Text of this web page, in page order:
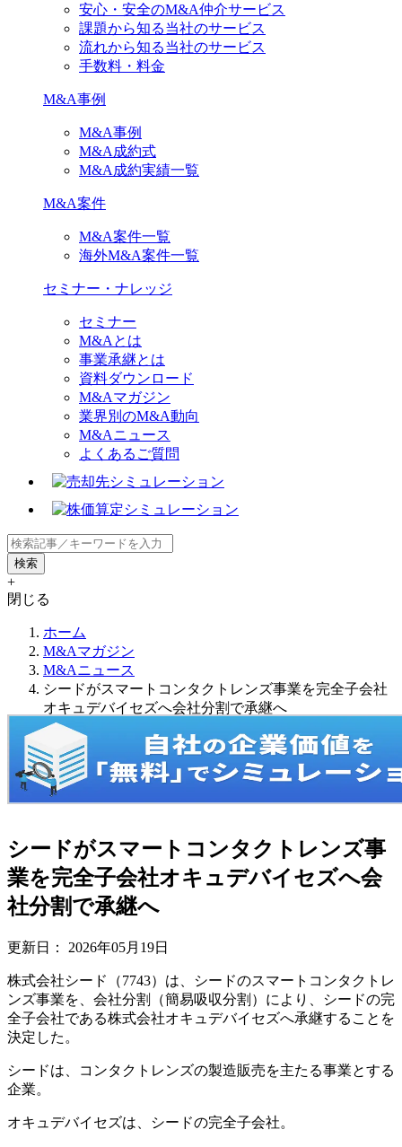
安心・安全のM&A仲介サービス
課題から知る当社のサービス
流れから知る当社のサービス
手数料・料金
M&A事例
M&A事例
M&A成約式
M&A成約実績一覧
M&A案件
M&A案件一覧
海外M&A案件一覧
セミナー・ナレッジ
セミナー
M&Aとは
事業承継とは
資料ダウンロード
M&Aマガジン
業界別のM&A動向
M&Aニュース
よくあるご質問
+
閉じる
ホーム
M&Aマガジン
M&Aニュース
シードがスマートコンタクトレンズ事業を完全子会社
オキュデバイセズへ会社分割で承継へ
シードがスマートコンタクトレンズ事
業を完全子会社オキュデバイセズへ会
社分割で承継へ
更新日： 2026年05月19日
株式会社シード（7743）は、シードのスマートコンタクトレ
ンズ事業を、会社分割（簡易吸収分割）により、シードの完
全子会社である株式会社オキュデバイセズへ承継することを
決定した。
シードは、コンタクトレンズの製造販売を主たる事業とする
企業。
オキュデバイセズは、シードの完全子会社。